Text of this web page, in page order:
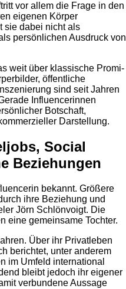
vor allem die Frage in den
eigenen Körper
sie dabei nicht als
persönlichen Ausdruck von
weit über klassische Promi-
öffentliche
sind seit Jahren
Influencerinnen
Botschaft,
Darstellung.
Social
Beziehungen
bekannt. Größere
ihre Beziehung und
Jörn Schlönvoigt. Die
eine gemeinsame Tochter.
Über ihr Privatleben
berichtet, unter anderem
im Umfeld international
bleibt jedoch ihr eigener
verbundene Aussage